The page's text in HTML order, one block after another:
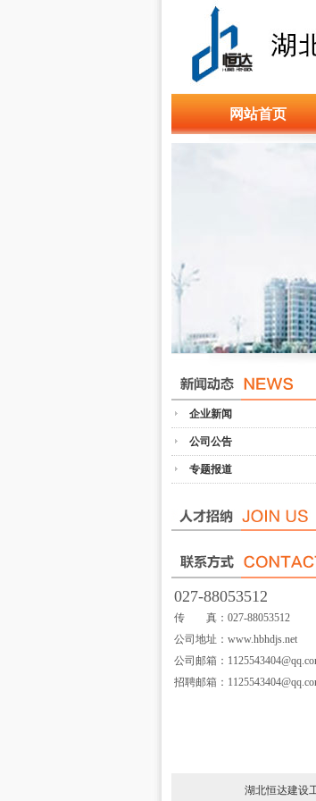
网站首页
企业新闻
公司公告
专题报道
027-88053512
传 真：027-88053512
公司地址：www.hbhdjs.net
公司邮箱：
招聘邮箱：
湖北恒达建设